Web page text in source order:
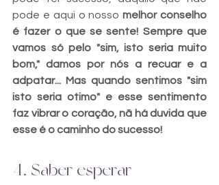
pode e aqui o nosso melhor conselho
é fazer o que se sente! Sempre que
vamos só pelo "sim, isto seria muito
bom," damos por nós a recuar e a
adpatar... Mas quando sentimos "sim
isto seria otimo" e esse sentimento
faz vibrar o coração, nã há duvida que
esse é o caminho do sucesso!
4. Saber esperar